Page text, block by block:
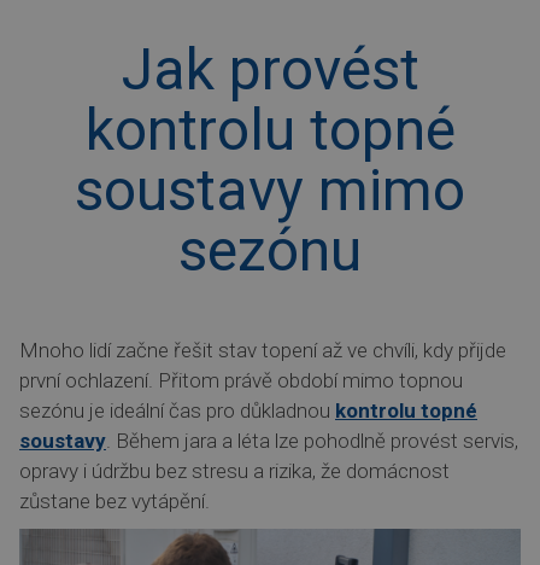
Jak provést
kontrolu topné
soustavy mimo
sezónu
Mnoho lidí začne řešit stav topení až ve chvíli, kdy přijde
první ochlazení. Přitom právě období mimo topnou
sezónu je ideální čas pro důkladnou kontrolu topné
soustavy. Během jara a léta lze pohodlně provést servis,
opravy i údržbu bez stresu a rizika, že domácnost
zůstane bez vytápění.